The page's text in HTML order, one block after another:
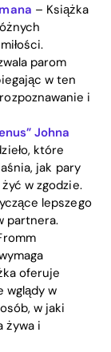
– Książka
parom
w ten
i
Johna
które
jak pary
w zgodzie.
lepszego
partnera.
oferuje
wglądy w
w jaki
żywa i